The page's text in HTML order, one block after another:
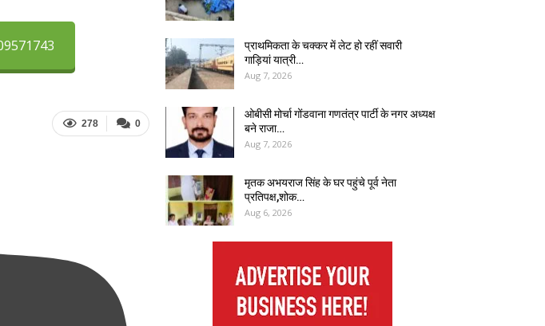
0
278
प्राथमिकता के चक्कर में लेट हो रहीं सवारी
गाड़ियां यात्री…
Aug 7, 2026
ओबीसी मोर्चा गोंडवाना गणतंत्र पार्टी के नगर अध्यक्ष
बने राजा…
Aug 7, 2026
मृतक अभयराज सिंह के घर पहुंचे पूर्व नेता
प्रतिपक्ष,शोक…
Aug 6, 2026